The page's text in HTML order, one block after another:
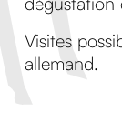
Visites
allemand.